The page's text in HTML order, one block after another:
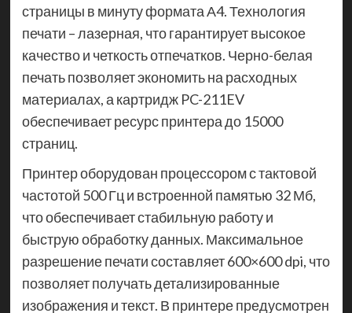
страницы в минуту формата А4. Технология
печати – лазерная, что гарантирует высокое
качество и четкость отпечатков. Черно-белая
печать позволяет экономить на расходных
материалах, а картридж PC-211EV
обеспечивает ресурс принтера до 15000
страниц.
Принтер оборудован процессором с тактовой
частотой 500 Гц и встроенной памятью 32 Мб,
что обеспечивает стабильную работу и
быструю обработку данных. Максимальное
разрешение печати составляет 600×600 dpi, что
позволяет получать детализированные
изображения и текст. В принтере предусмотрен